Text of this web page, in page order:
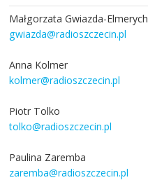
Małgorzata Gwiazda-Elmerych
gwiazda@radioszczecin.pl
Anna Kolmer
kolmer@radioszczecin.pl
Piotr Tolko
tolko@radioszczecin.pl
Paulina Zaremba
zaremba@radioszczecin.pl